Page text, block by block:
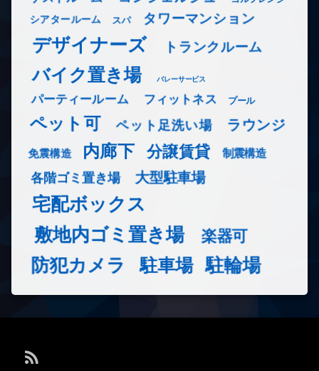
シアタールーム スパ タワーマンション
デザイナーズ トランクルーム
バイク置き場 バレーサービス
パーティールーム フィットネス プール
ペット可 ペット足洗い場 ラウンジ
免震構造 内廊下 分譲賃貸 制震構造
各階ゴミ置き場 大型駐車場
宅配ボックス
敷地内ゴミ置き場
楽器可
防犯カメラ 駐車場 駐輪場
RSS